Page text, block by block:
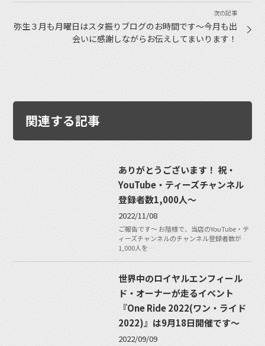
弥生３月も月曜日はスタ振りブログのお時間です〜今月も出
会いに感謝しながらお伝えしてまいります！
関連する記事
ありがとうございます！ 祝・
YouTube・ティーズチャンネル
登録者数1,000人〜
2022/11/08
ご報告です〜 お陰様で、当店のYouTube・テ
ィーズチャンネルのチャンネル登録者数が
1,000人を…
世界中のロイヤルエンフィール
ド・オーナーが走るイベント
『One Ride 2022(ワン・ライド
2022)』は9月18日開催です〜
2022/09/09